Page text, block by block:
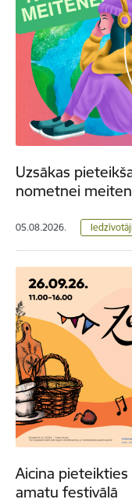
Uzsākas
nometnei
05.08.2026.
Aicina
amatu festivālā